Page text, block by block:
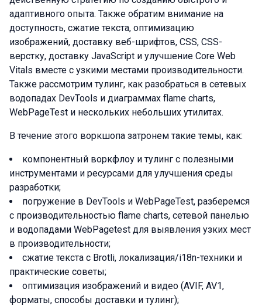
адаптивного опыта. Также обратим внимание на
доступность, сжатие текста, оптимизацию
изображений, доставку веб-шрифтов, CSS, CSS-
верстку, доставку JavaScript и улучшение Core Web
Vitals вместе с узкими местами производительности.
Также рассмотрим тулинг, как разобраться в сетевых
водопадах DevTools и диаграммах flame charts,
WebPageTest и нескольких небольших утилитах.
В течение этого воркшопа затронем такие темы, как:
компонентный воркфлоу и тулинг с полезными
инструментами и ресурсами для улучшения среды
разработки;
погружение в DevTools и WebPageTest, разберемся
с производительностью flame charts, сетевой панелью
и водопадами WebPagetest для выявления узких мест
в производительности;
сжатие текста с Brotli, локализация/i18n-техники и
практические советы;
оптимизация изображений и видео (AVIF, AV1,
форматы, способы доставки и тулинг);